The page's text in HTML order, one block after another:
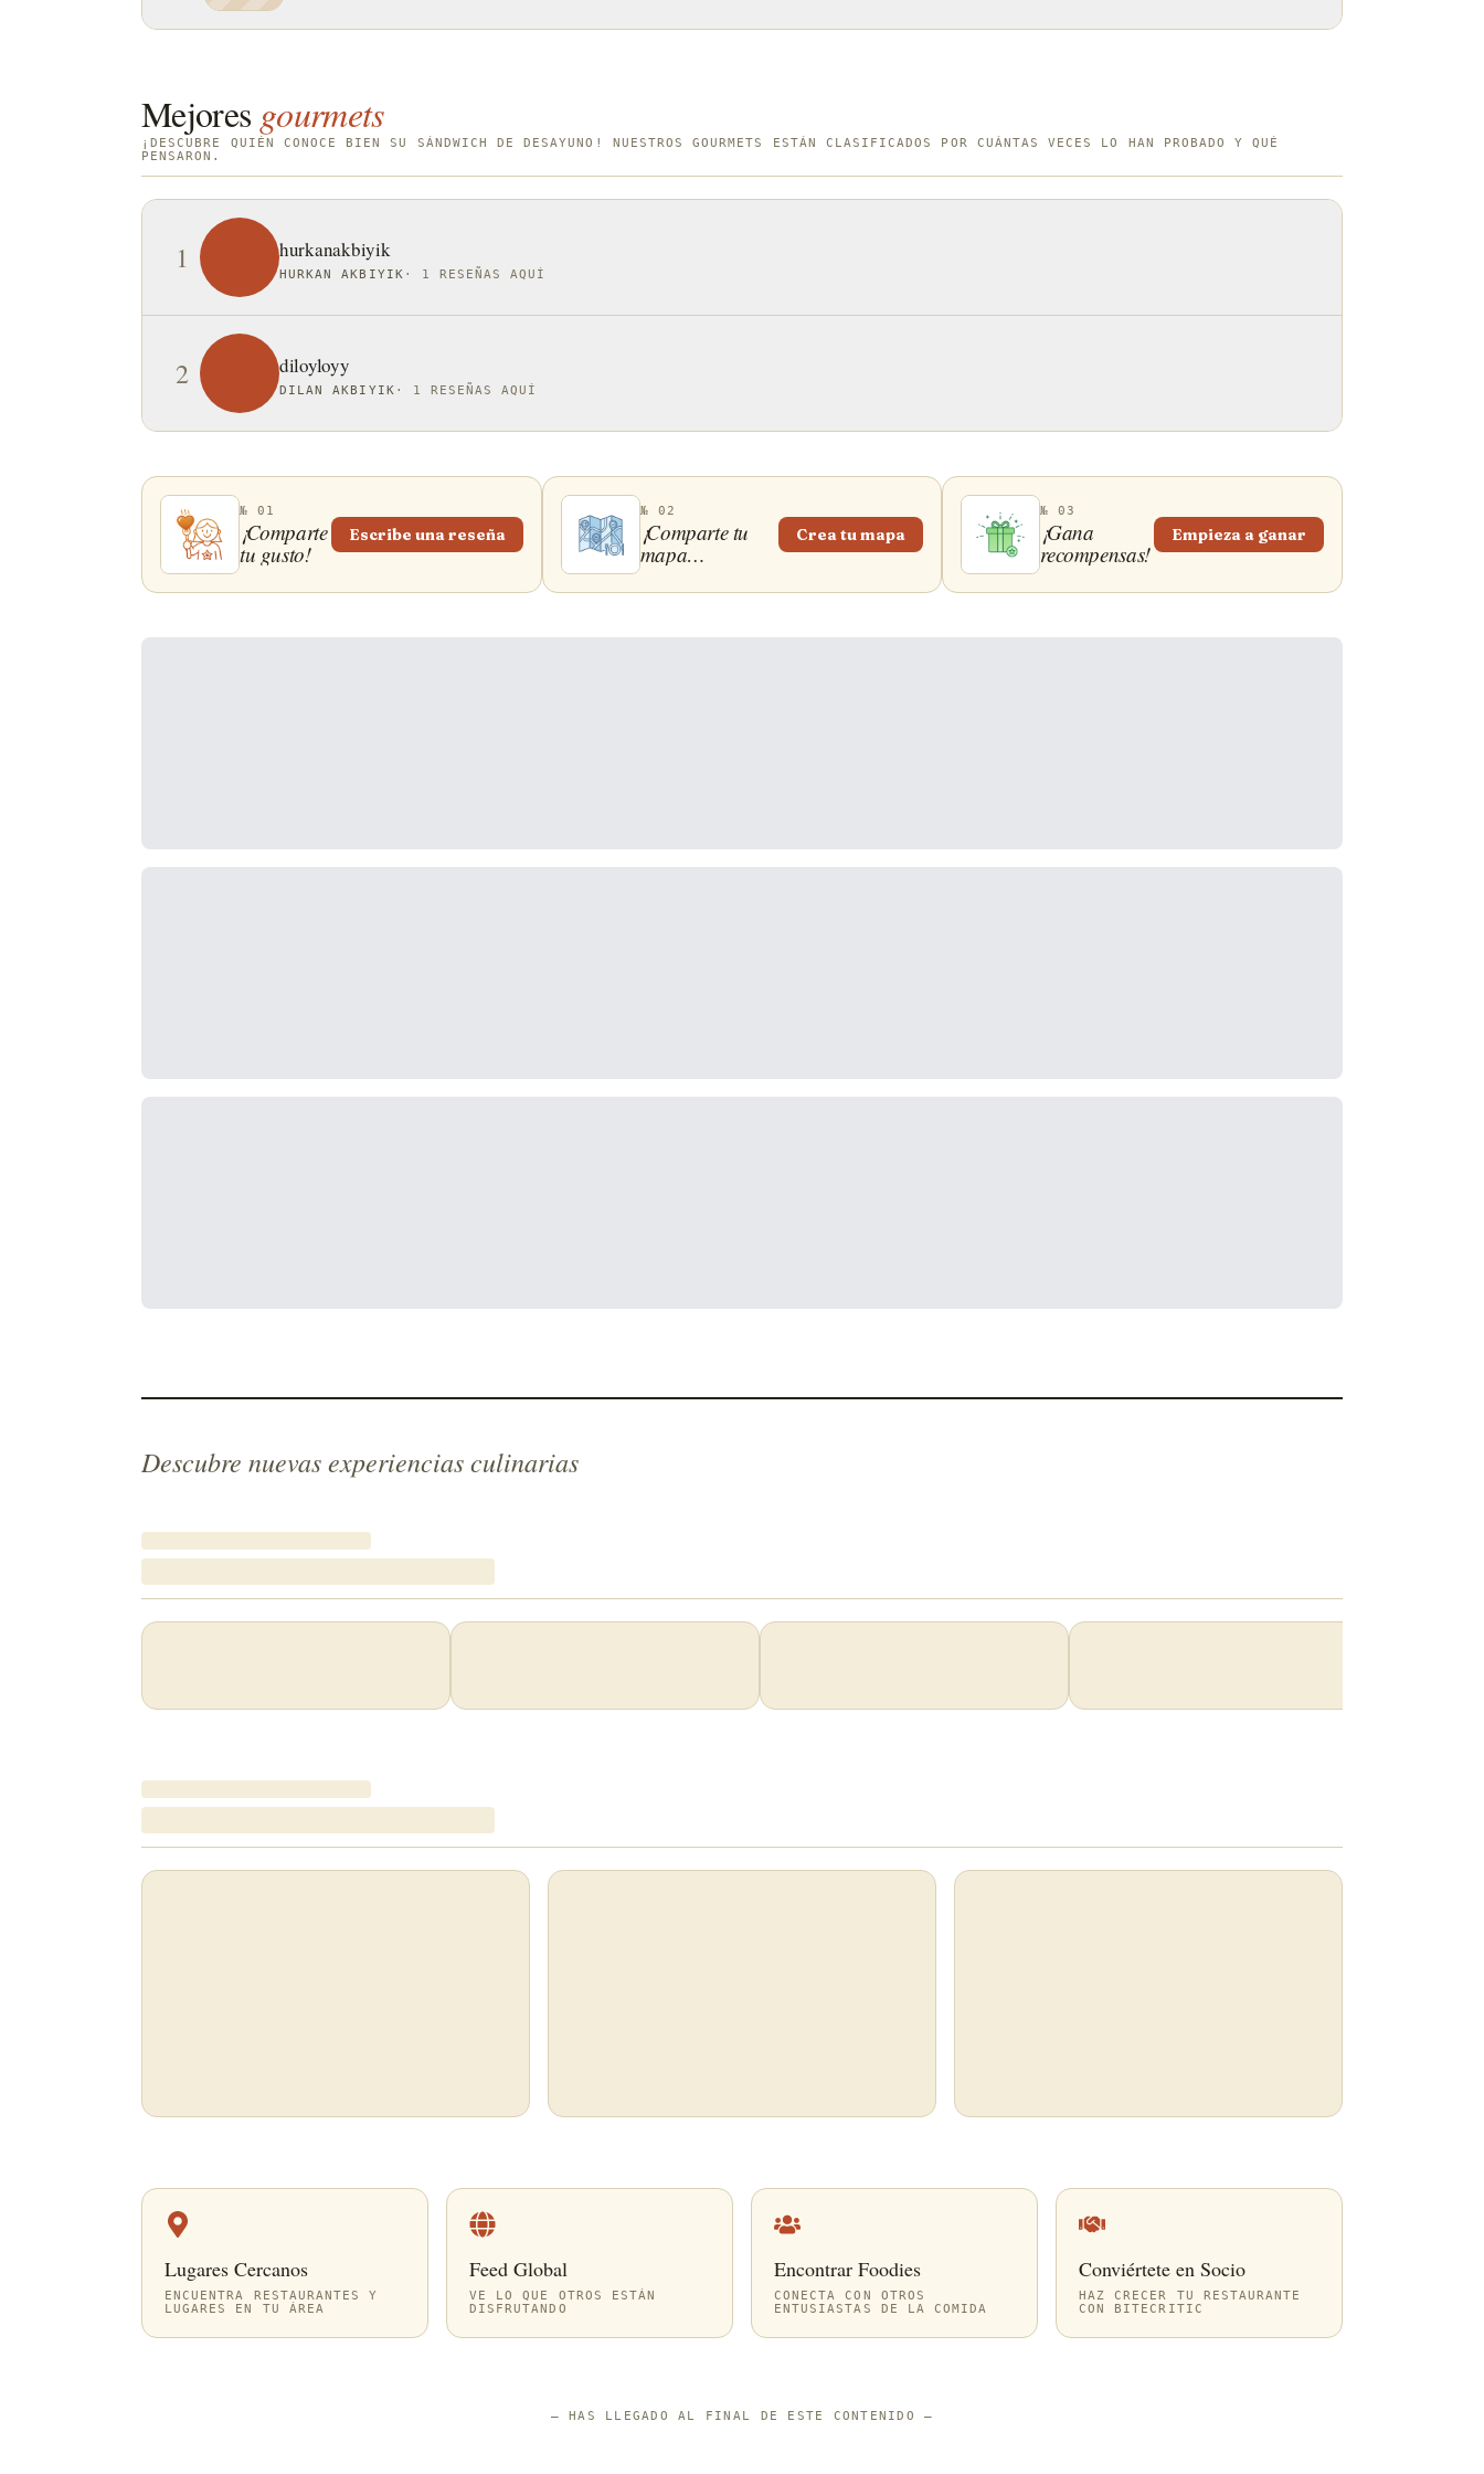
en la mayoría de los restaurantes de comida
Mejores gourmets
¡DESCUBRE QUIÉN CONOCE BIEN SU SÁNDWICH DE DESAYUNO! NUESTROS GOURMETS ESTÁN CLASIFICADOS POR CUÁNTAS VECES LO HAN PROBADO Y QUÉ
PENSARON.
1 hurkanakbiyik
HURKAN AKBIYIK · 1 RESEÑAS AQUÍ
2 diloyloyy
DILAN AKBIYIK · 1 RESEÑAS AQUÍ
№ 01
¡Comparte
tu gusto!
Escribe una reseña
№ 02
¡Comparte tu
mapa
gastronómico!
Crea tu mapa
№ 03
¡Gana
recompensas!
Empieza a ganar
Descubre nuevas experiencias culinarias
Lugares Cercanos
ENCUENTRA RESTAURANTES Y
LUGARES EN TU ÁREA
Feed Global
VE LO QUE OTROS ESTÁN
DISFRUTANDO
Encontrar Foodies
CONECTA CON OTROS
ENTUSIASTAS DE LA COMIDA
Conviértete en Socio
HAZ CRECER TU RESTAURANTE
CON BITECRITIC
—HAS LLEGADO AL FINAL DE ESTE CONTENIDO —